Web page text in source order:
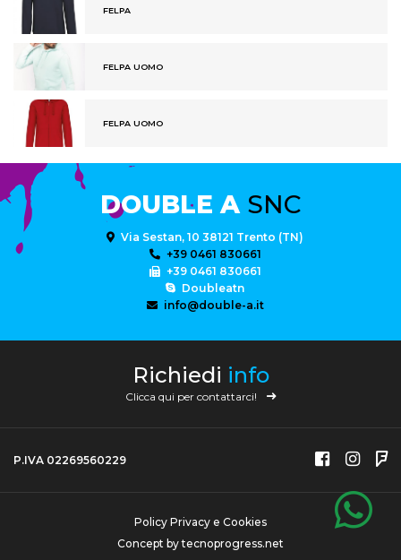
FELPA
FELPA UOMO
FELPA UOMO
DOUBLE A SNC
Via Sestan, 10 38121 Trento (TN)
+39 0461 830661
+39 0461 830661
Doubleatn
info@double-a.it
Richiedi info
Clicca qui per contattarci!
P.IVA 02269560229
Policy Privacy e Cookies
Concept bytecnoprogress.net